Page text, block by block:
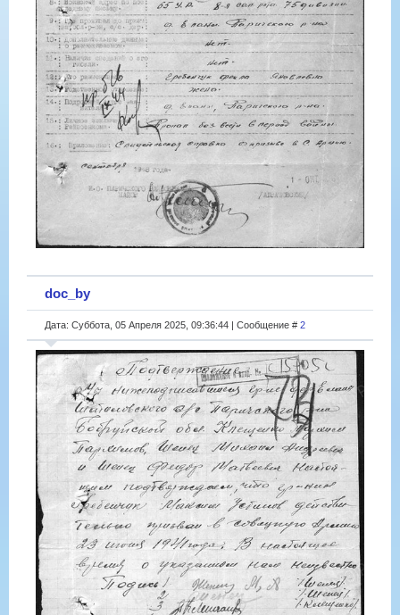
doc_by
Дата: Суббота, 05 Апреля 2025, 09:36:44 | Сообщение # 2